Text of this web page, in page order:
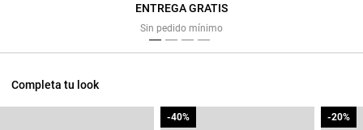
ENTREGA GRATIS
Sin pedido mínimo
Completa tu look
-40%
-40% -20%
-20%